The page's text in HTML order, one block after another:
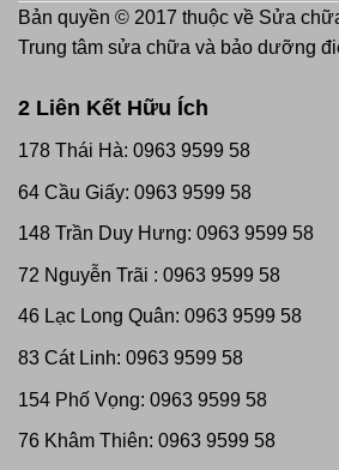
Bản quyền © 2017 thuộc về Sửa
Trung tâm sửa chữa và bảo dưỡng
2 Liên Kết Hữu Ích
178 Thái Hà: 0963 9599 58
64 Cầu Giấy: 0963 9599 58
148 Trần Duy Hưng: 0963 9599 58
72 Nguyễn Trãi : 0963 9599 58
46 Lạc Long Quân: 0963 9599 58
83 Cát Linh: 0963 9599 58
154 Phố Vọng: 0963 9599 58
76 Khâm Thiên: 0963 9599 58